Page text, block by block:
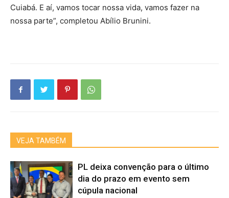
Cuiabá. E aí, vamos tocar nossa vida, vamos fazer na
nossa parte”, completou Abílio Brunini.
VEJA TAMBÉM
PL deixa convenção para o último
dia do prazo em evento sem
cúpula nacional